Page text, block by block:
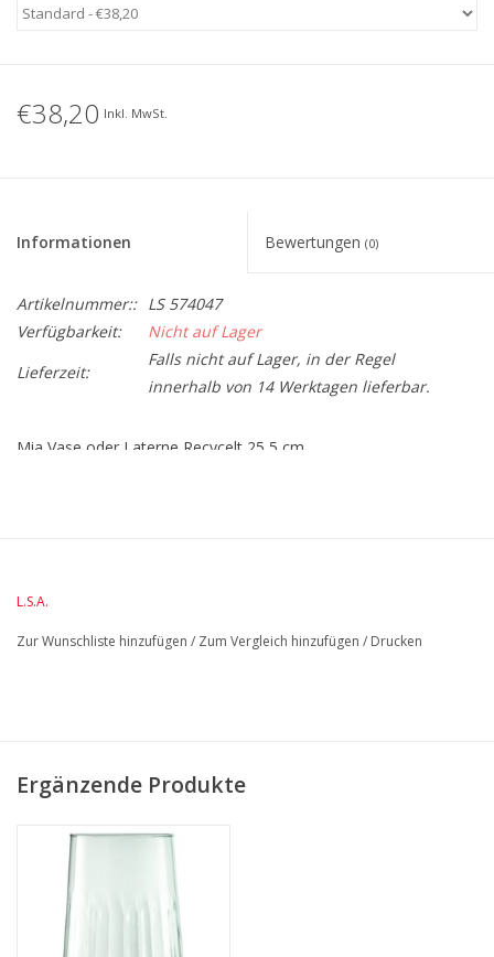
€38,20 Inkl. MwSt.
Informationen Bewertungen (0)
Artikelnummer:: LS 574047
Verfügbarkeit:
Nicht auf Lager
Lieferzeit:
Falls nicht auf Lager, in der Regel
innerhalb von 14 Werktagen lieferbar.
Mia Vase oder Laterne Recycelt 25,5 cm
L.S.A.
Zur Wunschliste hinzufügen / Zum Vergleich hinzufügen / Drucken
Ergänzende Produkte